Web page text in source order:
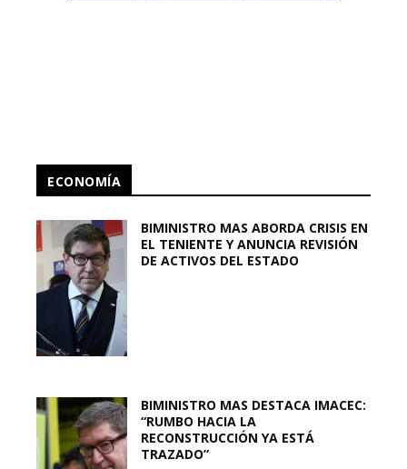
ECONOMÍA
BIMINISTRO MAS ABORDA CRISIS EN
EL TENIENTE Y ANUNCIA REVISIÓN
DE ACTIVOS DEL ESTADO
BIMINISTRO MAS DESTACA IMACEC:
“RUMBO HACIA LA
RECONSTRUCCIÓN YA ESTÁ
TRAZADO”